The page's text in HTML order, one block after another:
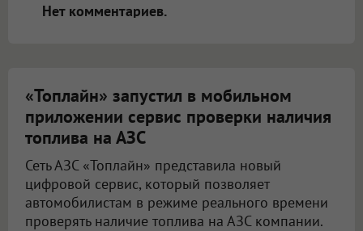
Нет комментариев.
«Топлайн» запустил в мобильном
приложении сервис проверки наличия
топлива на АЗС
Сеть АЗС «Топлайн» представила новый
цифровой сервис, который позволяет
автомобилистам в режиме реального времени
проверять наличие топлива на АЗС компании.